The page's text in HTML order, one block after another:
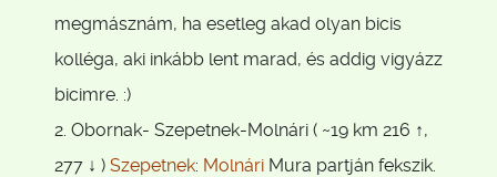
megmásznám, ha esetleg akad olyan bicis
kolléga, aki inkább lent marad, és addig vigyázz
bicimre. :)
2. Obornak- Szepetnek-Molnári ( ~19 km 216 ↑,
277 ↓ ) Szepetnek: Molnári Mura partján fekszik.